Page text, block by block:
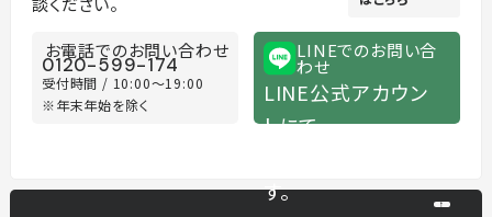
お電話でのお問い合わせ
0120-599-174
受付時間 / 10:00～19:00
※年末年始を除く
LINEでのお問い合
わせ
LINE公式アカウン
トにて
す。